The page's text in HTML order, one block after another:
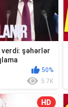
verdi: şəhərlər
50%
5.7K
HD